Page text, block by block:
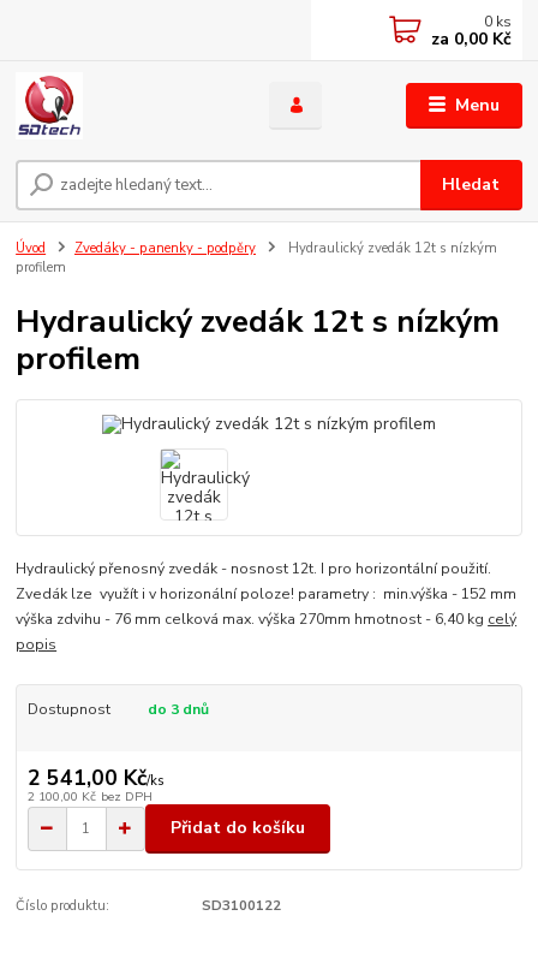
Menu
Hledat
0 ks
za 0,00 Kč
Úvod Zvedáky - panenky - podpěry
Hydraulický zvedák 12t s nízkým
profilem
Hydraulický zvedák 12t s nízkým
profilem
Hydraulický přenosný zvedák - nosnost 12t. I pro horizontální použití.
Zvedák lze využít i v horizonální poloze! parametry : min.výška - 152 mm
výška zdvihu - 76 mm celková max. výška 270mm hmotnost - 6,40 kg celý
popis
Dostupnost do 3 dnů
2 541,00 Kč/ks
2 100,00 Kč bez DPH
Přidat do košíku
Číslo produktu: SD3100122